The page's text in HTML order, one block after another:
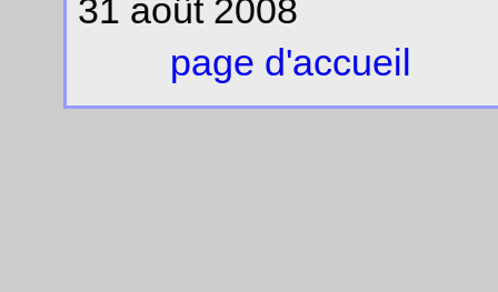
31 août 2008
page d'accueil